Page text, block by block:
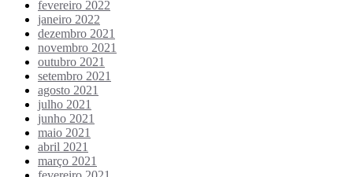
fevereiro 2022
janeiro 2022
dezembro 2021
novembro 2021
outubro 2021
setembro 2021
agosto 2021
julho 2021
junho 2021
maio 2021
abril 2021
março 2021